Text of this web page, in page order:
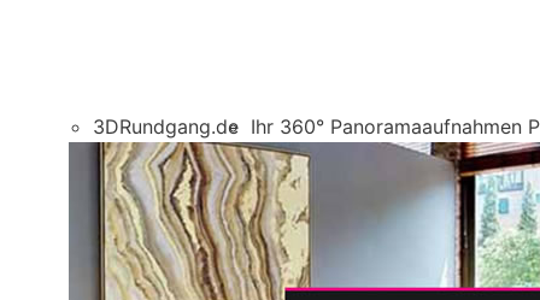
3DRundgang.de Ihr 360° Panoramaaufnahmen